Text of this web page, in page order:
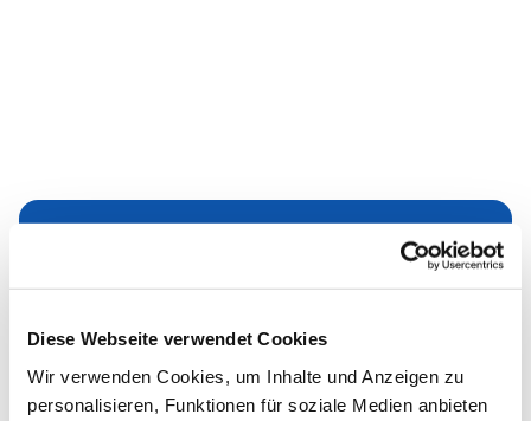
Diese Webseite verwendet Cookies
Wir verwenden Cookies, um Inhalte und Anzeigen zu
personalisieren, Funktionen für soziale Medien anbieten
Dies könnte Sie auch
interessieren